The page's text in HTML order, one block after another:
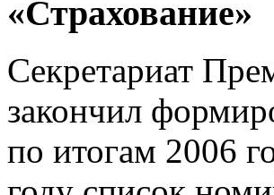
«Страхование»
Секретариат
закончил
по итогам 2006